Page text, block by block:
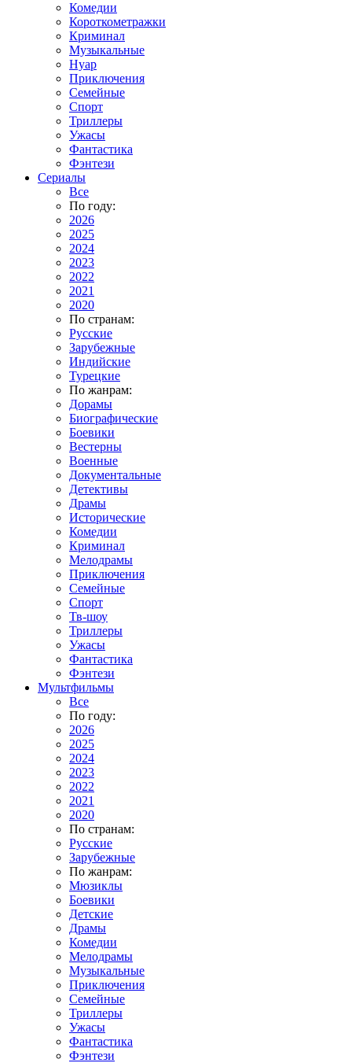
Комедии
Короткометражки
Криминал
Музыкальные
Нуар
Приключения
Семейные
Спорт
Триллеры
Ужасы
Фантастика
Фэнтези
Сериалы
Все
По году:
2026
2025
2024
2023
2022
2021
2020
По странам:
Русские
Зарубежные
Индийские
Турецкие
По жанрам:
Дорамы
Биографические
Боевики
Вестерны
Военные
Документальные
Детективы
Драмы
Исторические
Комедии
Криминал
Мелодрамы
Приключения
Семейные
Спорт
Тв-шоу
Триллеры
Ужасы
Фантастика
Фэнтези
Мультфильмы
Все
По году:
2026
2025
2024
2023
2022
2021
2020
По странам:
Русские
Зарубежные
По жанрам:
Мюзиклы
Боевики
Детские
Драмы
Комедии
Мелодрамы
Музыкальные
Приключения
Семейные
Триллеры
Ужасы
Фантастика
Фэнтези